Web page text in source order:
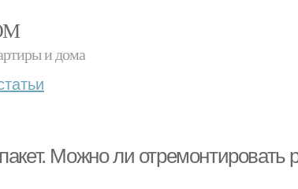
и дома
Можно ли отремонтировать